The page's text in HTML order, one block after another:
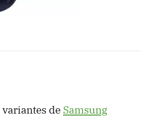
de Samsung